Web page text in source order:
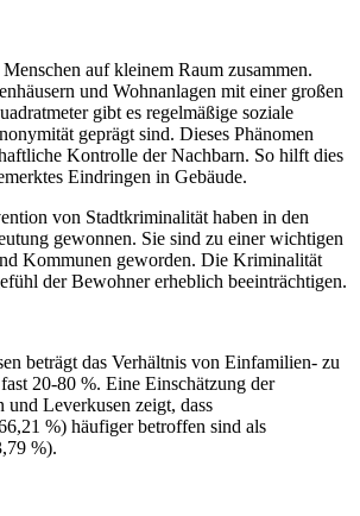
auf kleinem Raum zusammen.
und Wohnanlagen mit einer großen
gibt es regelmäßige soziale
geprägt sind. Dieses Phänomen
Kontrolle der Nachbarn. So hilft dies
Eindringen in Gebäude.
von Stadtkriminalität haben in den
gewonnen. Sie sind zu einer wichtigen
Kommunen geworden. Die Kriminalität
der Bewohner erheblich beeinträchtigen.
beträgt das Verhältnis von Einfamilien- zu
20-80 %. Eine Einschätzung der
Leverkusen zeigt, dass
%) häufiger betroffen sind als
%).